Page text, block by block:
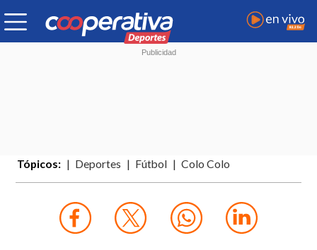
Tópicos: Deportes Fútbol Colo Colo